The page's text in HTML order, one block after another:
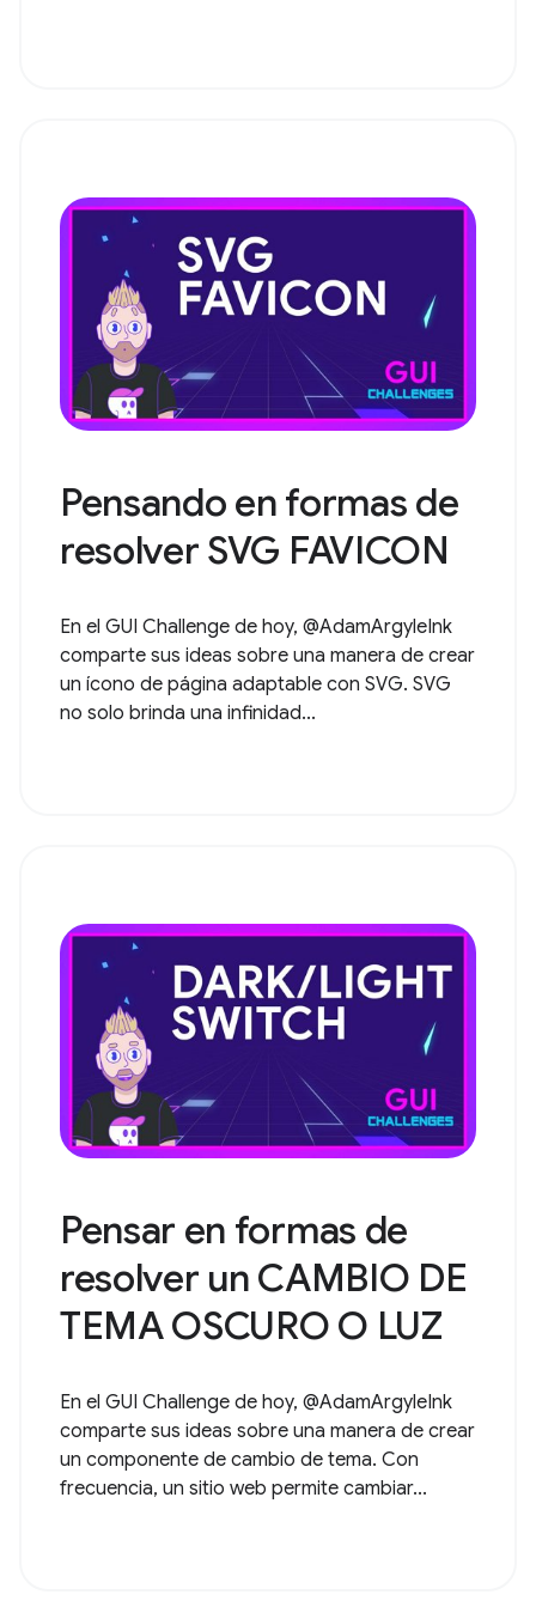
Pensando en formas de
resolver SVG FAVICON
En el GUI Challenge de hoy, @AdamArgyleInk
comparte sus ideas sobre una manera de crear
un ícono de página adaptable con SVG. SVG
no solo brinda una infinidad...
Pensar en formas de
resolver un CAMBIO DE
TEMA OSCURO O LUZ
En el GUI Challenge de hoy, @AdamArgyleInk
comparte sus ideas sobre una manera de crear
un componente de cambio de tema. Con
frecuencia, un sitio web permite cambiar...